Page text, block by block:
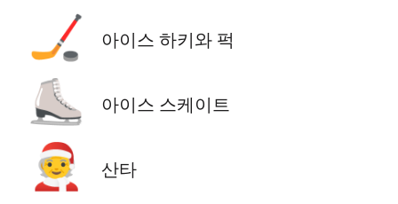
🏒 아이스 하키와 퍽
⛸️ 아이스 스케이트
🧑‍🎄 산타